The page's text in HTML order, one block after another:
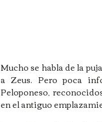
Mucho se habla de la
a Zeus. Pero poca
Peloponeso,
en el antiguo